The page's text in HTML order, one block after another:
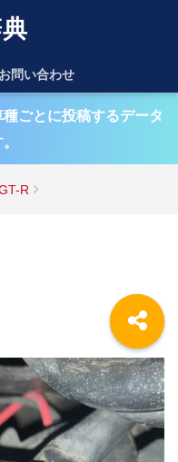
お問い合わせ
ごとに投稿するデータ
R